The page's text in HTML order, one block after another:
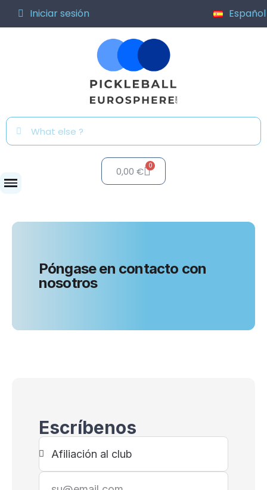
Iniciar sesión Español
0,00 €
Póngase en contacto con
nosotros
Escríbenos